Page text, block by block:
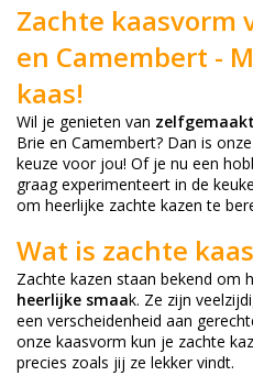
Zachte kaasvorm
en Camembert -
kaas!
Wil je genieten van
Brie en Camembert? Dan is
keuze voor jou! Of je nu een
graag experimenteert in de
om heerlijke zachte kazen te
Wat is zachte
Zachte kazen staan bekend om
heerlijke smaak. Ze zijn
een verscheidenheid aan
onze kaasvorm kun je zachte
precies zoals jij ze lekker vindt.